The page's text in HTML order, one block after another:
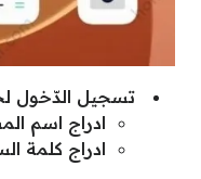
تسجيل الدّخول
ادراج اسم
ادراج كلمة